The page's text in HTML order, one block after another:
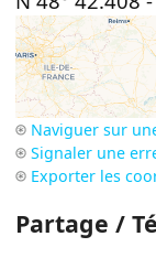
Naviguer sur
Signaler une
Exporter les
Partage /